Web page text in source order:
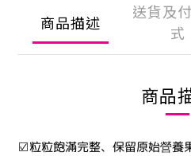
商品描述
送貨及
式
商品
☑粒粒飽滿完整、保留原始營養